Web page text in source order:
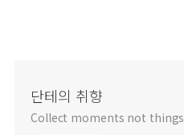
단테의 취향
Collect moments not things